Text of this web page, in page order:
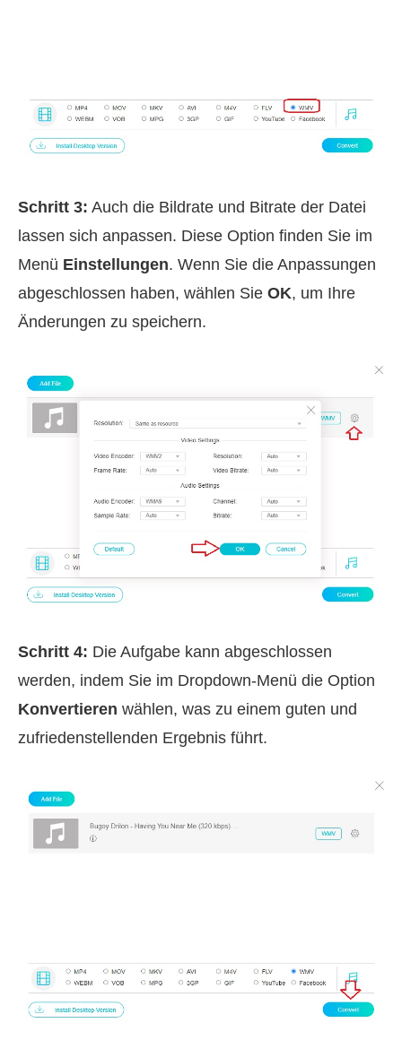
Schritt 3: Auch die Bildrate und Bitrate der Datei
lassen sich anpassen. Diese Option finden Sie im
Menü Einstellungen. Wenn Sie die Anpassungen
abgeschlossen haben, wählen Sie OK, um Ihre
Änderungen zu speichern.
Schritt 4: Die Aufgabe kann abgeschlossen
werden, indem Sie im Dropdown-Menü die Option
Konvertieren wählen, was zu einem guten und
zufriedenstellenden Ergebnis führt.